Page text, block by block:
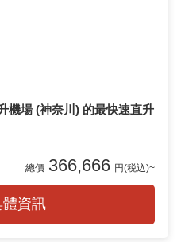
機場 (神奈川) 的最快速直升
總價 366,666 円(税込)~
資訊